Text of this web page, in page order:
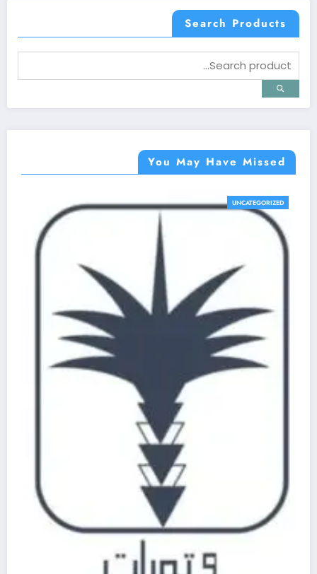
Search Products
You May Have Missed
UNCATEGORIZED